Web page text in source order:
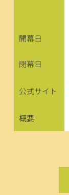
開幕日
閉幕日
公式サイト
概要